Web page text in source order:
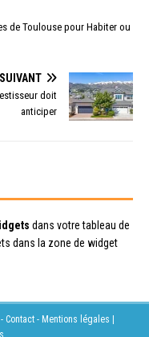
de Toulouse pour Habiter ou
SUIVANT
doit
anticiper
dans votre tableau de
dans la zone de widget
Contact - Mentions légales |